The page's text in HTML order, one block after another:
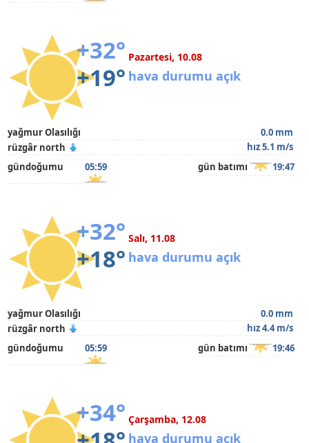
+32°
+19°
Pazartesi, 10.08
hava durumu açık
yağmur Olasılığı
0.0 mm
rüzgâr north
hız 5.1 m/s
gündoğumu
05:59 gün batımı 19:47
+32°
+18°
Salı, 11.08
hava durumu açık
yağmur Olasılığı
0.0 mm
rüzgâr north
hız 4.4 m/s
gündoğumu
05:59 gün batımı 19:46
+34° Çarşamba, 12.08
hava durumu açık